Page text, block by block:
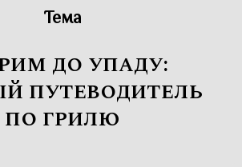
Тема
до упаду:
путеводитель
по грилю